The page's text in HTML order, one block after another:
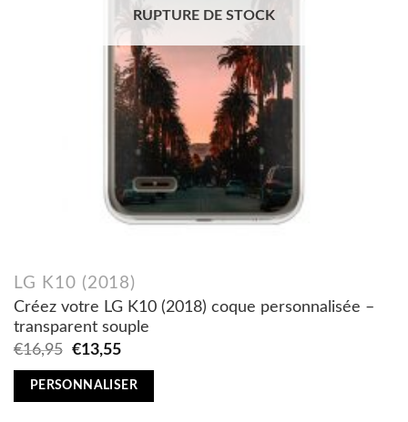
RUPTURE DE STOCK
LG K10 (2018)
Créez votre LG K10 (2018) coque personnalisée –
transparent souple
€16,95
Original
was:
€13,55Current
is:
PERSONNALISER